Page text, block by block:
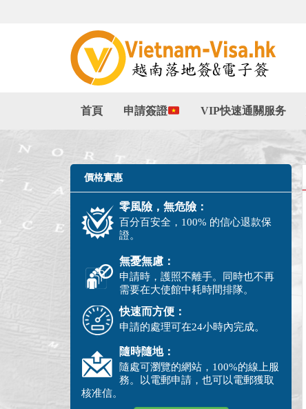
首頁 申請簽證 VIP快速通關服务
價格實惠
零風險，無危險：
百分百安全，100% 的信心退款保
證。
無憂無慮：
申請時，護照不離手。同時也不再
需要在大使館中耗時間排隊。
快速而方便：
申請的處理可在24小時內完成。
隨時隨地：
隨處可瀏覽的網站，100%的線上服
務。以電郵申請，也可以電郵獲取
核准信。